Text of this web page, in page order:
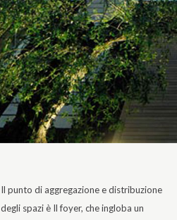
Il punto di aggregazione e distribuzione
degli spazi è Il foyer, che ingloba un